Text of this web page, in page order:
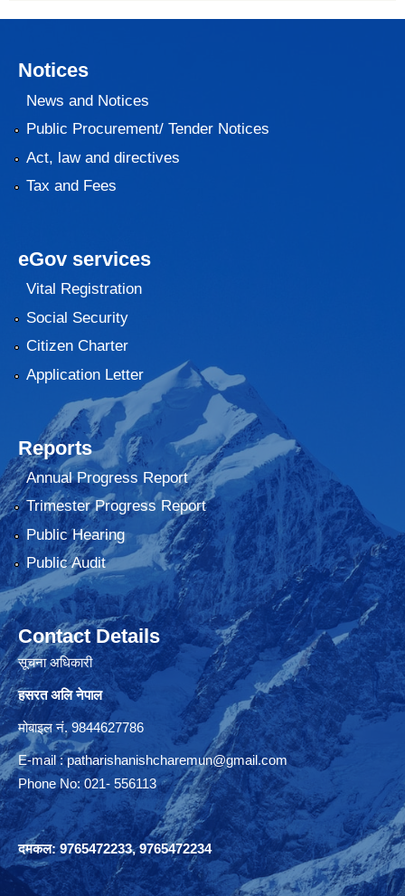
Notices
News and Notices
Public Procurement/ Tender Notices
Act, law and directives
Tax and Fees
eGov services
Vital Registration
Social Security
Citizen Charter
Application Letter
Reports
Annual Progress Report
Trimester Progress Report
Public Hearing
Public Audit
Contact Details
सूचना अधिकारी
हसरत अलि नेपाल
मोबाइल नं. 9844627786
E-mail :patharishanishcharemun@gmail.com
Phone No: 021- 556113
दमकल: 9765472233, 9765472234